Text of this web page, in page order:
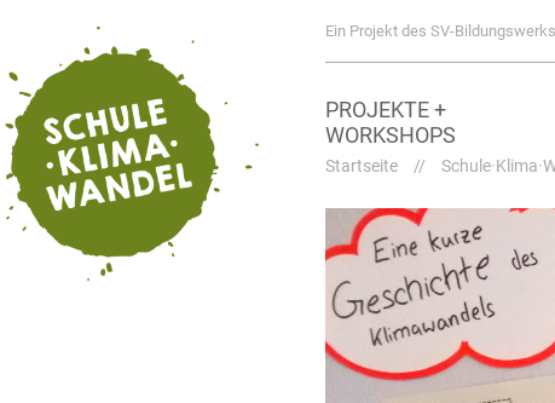
Ein Projekt des SV-Bildungswerks
PROJEKTE +
WORKSHOPS
Startseite //